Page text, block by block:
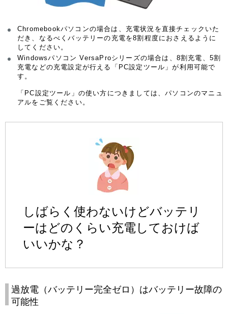
Chromebookパソコンの場合は、充電状況を直接チェックいた
だき、なるべくバッテリーの充電を8割程度におさえるように
してください。
Windowsパソコン VersaProシリーズの場合は、8割充電、5割
充電などの充電設定が行える「PC設定ツール」が利用可能で
す。
「PC設定ツール」の使い方につきましては、パソコンのマニュ
アルをご覧ください。
しばらく使わないけどバッテリ
ーはどのくらい充電しておけば
いいかな？
過放電（バッテリー完全ゼロ）はバッテリー故障の
可能性